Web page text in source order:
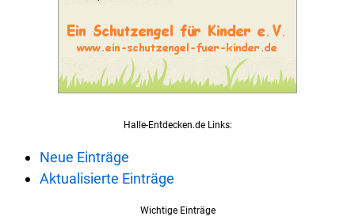
Halle-Entdecken.de Links:
Neue Einträge
Aktualisierte Einträge
Wichtige Einträge